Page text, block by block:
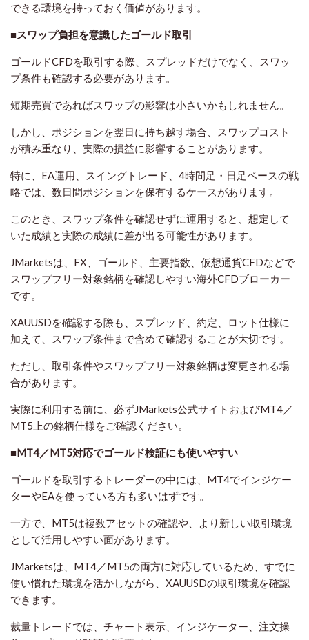
できる環境を持っておく価値があります。
■スワップ負担を意識したゴールド取引
ゴールドCFDを取引する際、スプレッドだけでなく、スワッ
プ条件も確認する必要があります。
短期売買であればスワップの影響は小さいかもしれません。
しかし、ポジションを翌日に持ち越す場合、スワップコスト
が積み重なり、実際の損益に影響することがあります。
特に、EA運用、スイングトレード、4時間足・日足ベースの戦
略では、数日間ポジションを保有するケースがあります。
このとき、スワップ条件を確認せずに運用すると、想定して
いた成績と実際の成績に差が出る可能性があります。
JMarketsは、FX、ゴールド、主要指数、仮想通貨CFDなどで
スワップフリー対象銘柄を確認しやすい海外CFDブローカー
です。
XAUUSDを確認する際も、スプレッド、約定、ロット仕様に
加えて、スワップ条件まで含めて確認することが大切です。
ただし、取引条件やスワップフリー対象銘柄は変更される場
合があります。
実際に利用する前に、必ずJMarkets公式サイトおよびMT4／
MT5上の銘柄仕様をご確認ください。
■MT4／MT5対応でゴールド検証にも使いやすい
ゴールドを取引するトレーダーの中には、MT4でインジケー
ターやEAを使っている方も多いはずです。
一方で、MT5は複数アセットの確認や、より新しい取引環境
として活用しやすい面があります。
JMarketsは、MT4／MT5の両方に対応しているため、すでに
使い慣れた環境を活かしながら、XAUUSDの取引環境を確認
できます。
裁量トレードでは、チャート表示、インジケーター、注文操